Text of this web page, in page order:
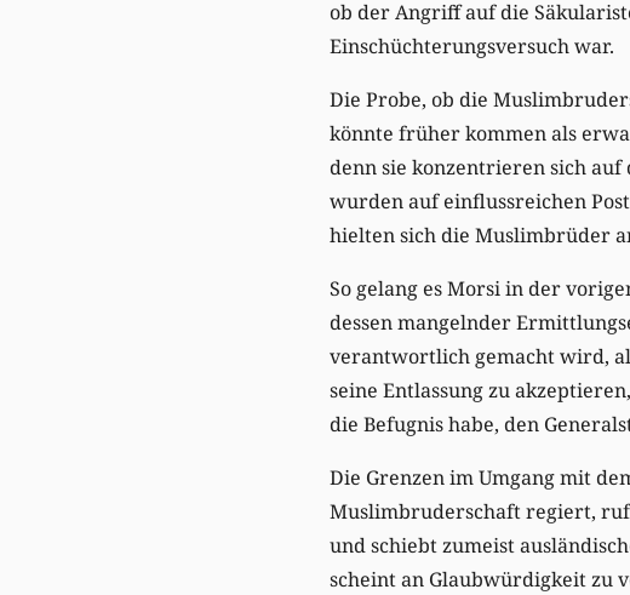
ob der Angriff auf die
Einschüchterungsversuch war.
Die Probe, ob die
könnte früher kommen als
denn sie konzentrieren sich
wurden auf einflussreichen
hielten sich die Muslimbrüder
So gelang es Morsi in der
dessen mangelnder
verantwortlich gemacht wird,
seine Entlassung zu
die Befugnis habe, den
Die Grenzen im Umgang mit
Muslimbruderschaft regiert,
und schiebt zumeist
scheint an Glaubwürdigkeit zu